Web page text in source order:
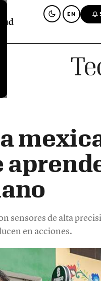
EN
sensores de alta
en acciones.